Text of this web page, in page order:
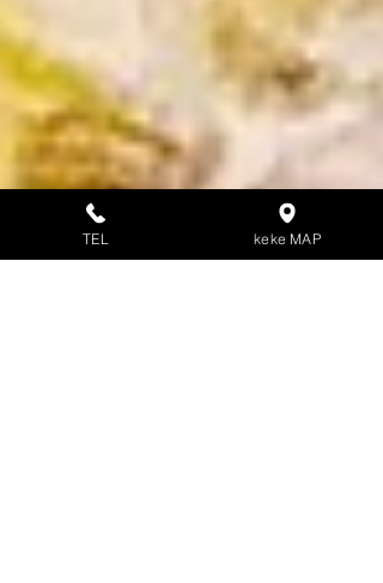
TEL keke MAP